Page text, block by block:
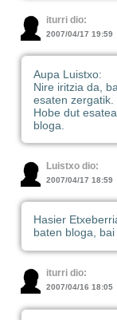
iturri dio:
2007/04/17 19:59
Aupa Luistxo:
Nire iritzia da,
esaten zergatik.
Hobe dut
bloga.
Luistxo dio:
2007/04/17 18:59
Hasier
baten bloga,
iturri dio:
2007/04/16 18:05